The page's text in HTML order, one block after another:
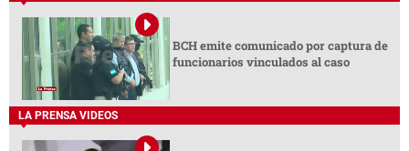
BCH emite comunicado por captura de
funcionarios vinculados al caso
LA PRENSA VIDEOS